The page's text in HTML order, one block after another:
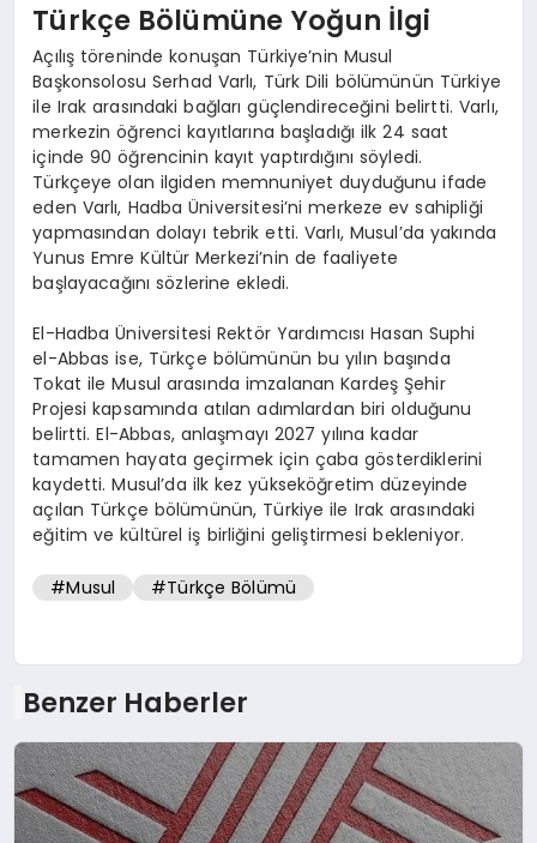
Türkçe Bölümüne Yoğun İlgi
Açılış töreninde konuşan Türkiye’nin Musul
Başkonsolosu Serhad Varlı, Türk Dili bölümünün Türkiye
ile Irak arasındaki bağları güçlendireceğini belirtti. Varlı,
merkezin öğrenci kayıtlarına başladığı ilk 24 saat
içinde 90 öğrencinin kayıt yaptırdığını söyledi.
Türkçeye olan ilgiden memnuniyet duyduğunu ifade
eden Varlı, Hadba Üniversitesi’ni merkeze ev sahipliği
yapmasından dolayı tebrik etti. Varlı, Musul’da yakında
Yunus Emre Kültür Merkezi’nin de faaliyete
başlayacağını sözlerine ekledi.
El-Hadba Üniversitesi Rektör Yardımcısı Hasan Suphi
el-Abbas ise, Türkçe bölümünün bu yılın başında
Tokat ile Musul arasında imzalanan Kardeş Şehir
Projesi kapsamında atılan adımlardan biri olduğunu
belirtti. El-Abbas, anlaşmayı 2027 yılına kadar
tamamen hayata geçirmek için çaba gösterdiklerini
kaydetti. Musul’da ilk kez yükseköğretim düzeyinde
açılan Türkçe bölümünün, Türkiye ile Irak arasındaki
eğitim ve kültürel iş birliğini geliştirmesi bekleniyor.
#Musul #Türkçe Bölümü
Benzer Haberler